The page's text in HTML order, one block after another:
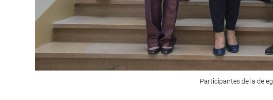
Participantes de la